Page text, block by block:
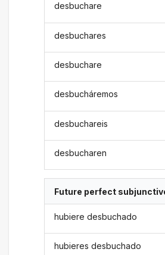
desbuchare
desbuchares
desbuchare
desbucháremos
desbuchareis
desbucharen
Future perfect
hubiere desbuchado
hubieres desbuchado